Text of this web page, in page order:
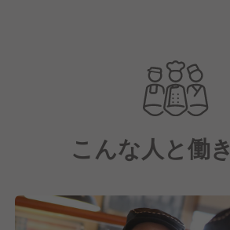
「食」を通じて特別な時間を創出
こんな人と働